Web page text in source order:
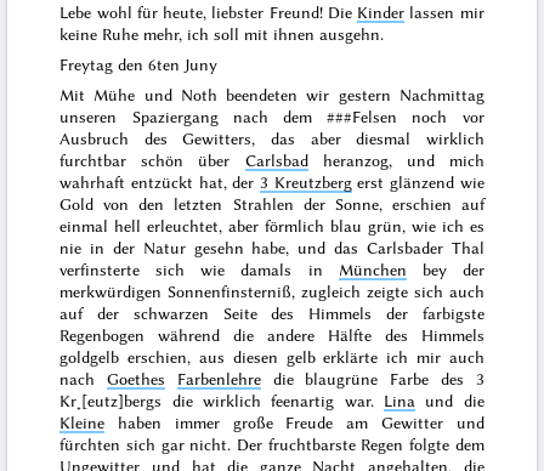
Lebe wohl für heute, liebster Freund! Die Kinder lassen mir
keine Ruhe mehr, ich soll mit ihnen ausgehn.
Freytag den6ten Juny
Mit Mühe und Noth beendeten wir gestern Nachmittag
unseren Spaziergang nach dem###Felsen noch vor
Ausbruch des Gewitters, das aber diesmal wirklich
furchtbar schön über Carlsbadheranzog, und mich
wahrhaft entzückt hat, der 3 Kreutzbergerst glänzend wie
Gold von den letzten Strahlen der Sonne, erschien auf
einmal hell erleuchtet, aber förmlich blau grün, wie ich es
nie in der Natur gesehn habe, und das Carlsbader Thal
verfinsterte sich wie damals in München bey der
merkwürdigen Sonnenfinsterniß, zugleich zeigte sich auch
auf der schwarzen Seite des Himmels der farbigste
Regenbogen während die andere Hälfte des Himmels
goldgelb erschien, aus diesen gelb erklärte ich mir auch
nachGoethes Farbenlehredie blaugrüne Farbe des 3
Kr˖[eutz]bergs die wirklich feenartig war. Lina und die
Kleine haben immer große Freude am Gewitter und
fürchten sich gar nicht. Der fruchtbarste Regen folgte dem
Ungewitter und hat die ganze Nacht angehalten, die